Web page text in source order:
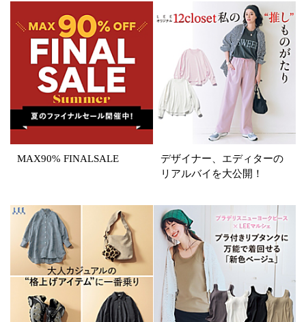
すべて 新着
SALE商品
再入荷 ラスト1
在庫あり
カラー
ベージュ ブラウン オレンジ
イエロー レッド ピンク
パープル グリーン
ゴールド シルバー マルチ
MAX90% FINALSALE
デザイナー、エディターの
リアルバイを大公開！